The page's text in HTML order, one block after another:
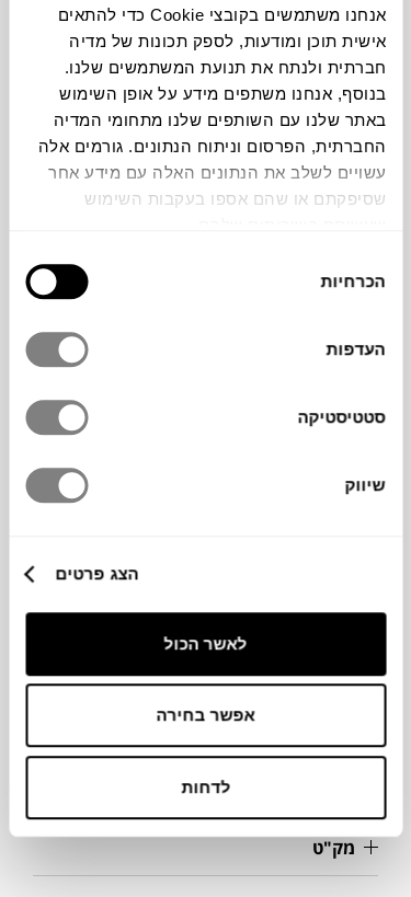
אנחנו משתמשים בקובצי Cookie כדי להתאים
אישית תוכן ומודעות, לספק תכונות של מדיה
חברתית ולנתח את תנועת המשתמשים שלנו.
בנוסף, אנחנו משתפים מידע על אופן השימוש
באתר שלנו עם השותפים שלנו מתחומי המדיה
החברתית, הפרסום וניתוח הנתונים. גורמים אלה
עשויים לשלב את הנתונים האלה עם מידע אחר
שסיפקתם או שהם אספו בעקבות השימוש
הסכמה
הכרחיות
העדפות
סטטיסטיקה
שיווק
הצג פרטים
לאשר הכול
אפשר בחירה
לדחות
להדמיית AI Design
תוכלו למצוא אותי ב:
צבעים
כסא VOLT למותג האיטלקי Pedrali עוצב על
ידי Claudio Dondoli and Marco Pocci
DOT כסא העשוי מקשה אחת, מייצר אחידות
וקווים נקיים. כסא עשוי פוליפרופילן העשוי
בטכנולוגיה חדשנית. כסא נערם אלגנטי ונוח.
מתאים לסביבת פנים וחוץ.
מק"ט